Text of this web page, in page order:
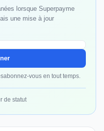
lorsque Superpayme
une mise à jour
vous en tout temps.
de statut